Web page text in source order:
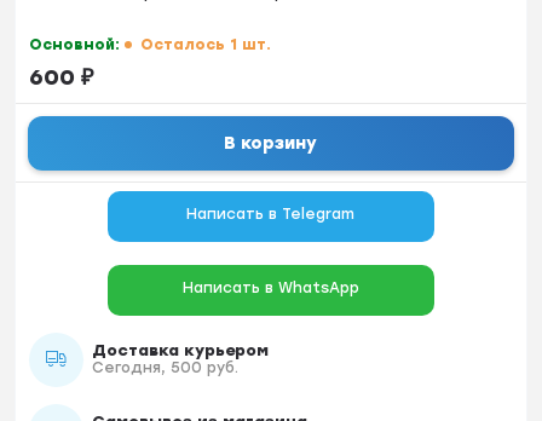
Основной: Осталось 1 шт.
600 ₽
В корзину
Написать в Telegram
Написать в WhatsApp
Доставка курьером
Сегодня, 500 руб.